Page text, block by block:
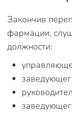
Закончив
фармации,
должности: